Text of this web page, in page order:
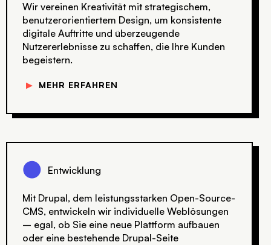
Wir vereinen Kreativität mit strategischem,
benutzerorientiertem Design, um konsistente
digitale Auftritte und überzeugende
Nutzererlebnisse zu schaffen, die Ihre Kunden
begeistern.
▼ MEHR ERFAHREN
l Entwicklung
Mit Drupal, dem leistungsstarken Open-Source-
CMS, entwickeln wir individuelle Weblösungen
– egal, ob Sie eine neue Plattform aufbauen
oder eine bestehende Drupal-Seite